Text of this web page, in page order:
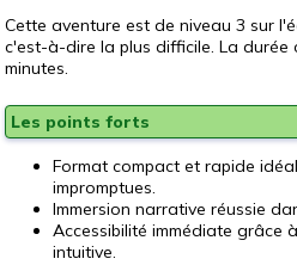
Cette aventure est de niveau 3 sur
c'est-à-dire la plus difficile. La durée
minutes.
Les points forts
Format compact et rapide
impromptues.
Immersion narrative réussie
Accessibilité immédiate grâce
intuitive.